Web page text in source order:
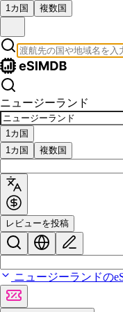
1カ国 複数国
ニュージーランド
1カ国
1カ国
複数国
レビューを投稿
ニュージーランドの